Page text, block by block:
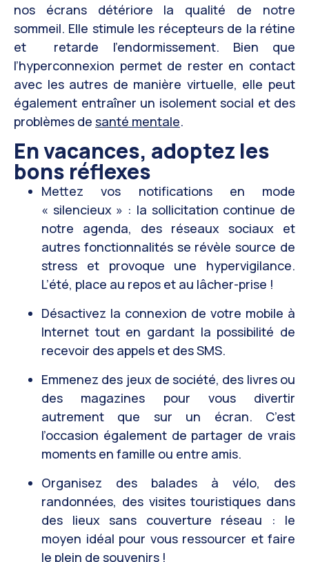
nos écrans détériore la qualité de notre
sommeil. Elle stimule les récepteurs de la rétine
et retarde l’endormissement. Bien que
l’hyperconnexion permet de rester en contact
avec les autres de manière virtuelle, elle peut
également entraîner un isolement social et des
problèmes de santé mentale.
En vacances, adoptez les
bons réflexes
Mettez vos notifications en mode
« silencieux » : la sollicitation continue de
notre agenda, des réseaux sociaux et
autres fonctionnalités se révèle source de
stress et provoque une hypervigilance.
L’été, place au repos et au lâcher-prise !
Désactivez la connexion de votre mobile à
Internet tout en gardant la possibilité de
recevoir des appels et des SMS.
Emmenez des jeux de société, des livres ou
des magazines pour vous divertir
autrement que sur un écran. C’est
l’occasion également de partager de vrais
moments en famille ou entre amis.
Organisez des balades à vélo, des
randonnées, des visites touristiques dans
des lieux sans couverture réseau : le
moyen idéal pour vous ressourcer et faire
le plein de souvenirs !